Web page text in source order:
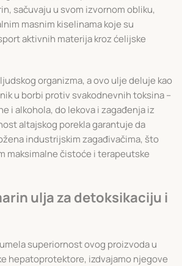
sačuvaju u svom izvornom obliku,
masnim kiselinama koje su
aktivnih materija kroz ćelijske
organizma, a ovo ulje deluje kao
u borbi protiv svakodnevnih toksina –
i alkohola, do lekova i zagađenja iz
altajskog porekla garantuje da
industrijskim zagađivačima, što
maksimalne čistoće i terapeutske
ulja za detoksikaciju i
superiornost ovog proizvoda u
hepatoprotektore, izdvajamo njegove